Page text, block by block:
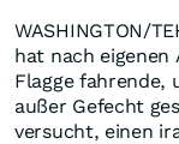
WASHINGTON/
hat nach
Flagge fahrende,
außer Gefecht
versucht, einen